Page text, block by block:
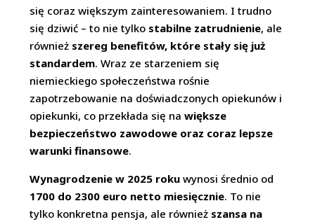
się coraz większym zainteresowaniem. I trudno
się dziwić – to nie tylko stabilne zatrudnienie, ale
również szereg benefitów, które stały się już
standardem. Wraz ze starzeniem się
niemieckiego społeczeństwa rośnie
zapotrzebowanie na doświadczonych opiekunów i
opiekunki, co przekłada się nawiększe
bezpieczeństwo zawodowe oraz coraz lepsze
warunki finansowe.
Wynagrodzenie w 2025 roku wynosi średnio od
1700 do 2300 euro netto miesięcznie. To nie
tylko konkretna pensja, ale również szansa na